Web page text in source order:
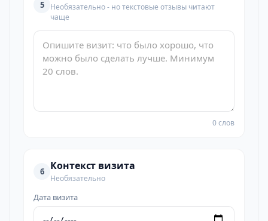
5
Необязательно - но текстовые отзывы читают
чаще
0 слов
6 Контекст визита
Необязательно
Дата визита